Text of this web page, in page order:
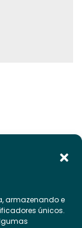
armazenando e
únicos.